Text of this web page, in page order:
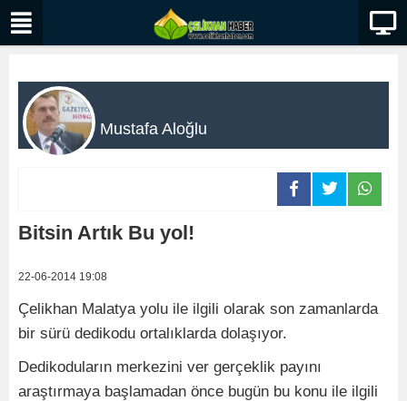
Mustafa Aloğlu
Bitsin Artık Bu yol!
22-06-2014 19:08
Çelikhan Malatya yolu ile ilgili olarak son zamanlarda
bir sürü dedikodu ortalıklarda dolaşıyor.
Dedikoduların merkezini ver gerçeklik payını
araştırmaya başlamadan önce bugün bu konu ile ilgili